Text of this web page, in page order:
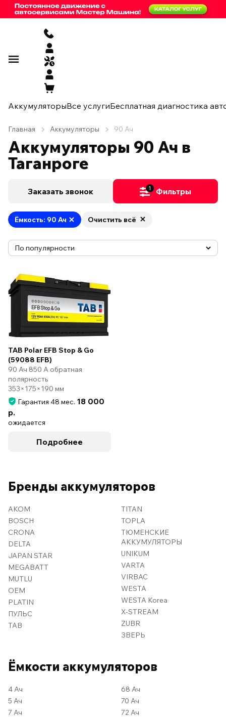
АккумуляторыВсе услугиБесплатная диагностика
Главная Аккумуляторы 90 Ач
Аккумуляторы 90 Ач в
Таганроге
Заказать звонок 1 Фильтры
Ёмкость: 90 Ач Очистить всё
TAB Polar EFB Stop & Go
(59088 EFB)
90 Ач 850 А обратная
полярность
353×175×190 мм
Гарантия 48 мес. 18 000
р.
ожидается
Подробнее
Бренды аккумуляторов
AKOM
BOSCH
CRONA
DELTA
JAPAN STAR
MEGABATT
MUTLU
OEM
PLATIN
ПУЛЬС
TAB
TITAN
TOPLA
ТЮМЕНСКИЕ
АККУМУЛЯТОРЫ
UNIKUM
VARTA
VIRBAC
WESTA
WESTA Korea
X-STREAM
ZUBR
ЗВЕРЬ
Ёмкости аккумуляторов
4 Ач
5 Ач
7 Ач
68 Ач
70 Ач
72 Ач